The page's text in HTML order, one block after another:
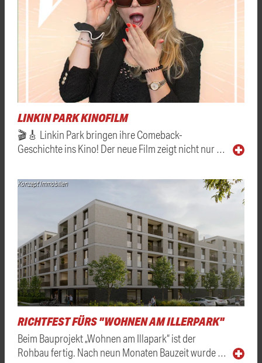
LINKIN PARK KINOFILM
🎬🎸 Linkin Park bringen ihre Comeback-
Geschichte ins Kino! Der neue Film zeigt nicht nur …
Konzept Immobilien
RICHTFEST FÜRS "WOHNEN AM ILLERPARK"
Beim Bauprojekt „Wohnen am Illapark“ ist der
Rohbau fertig. Nach neun Monaten Bauzeit wurde …